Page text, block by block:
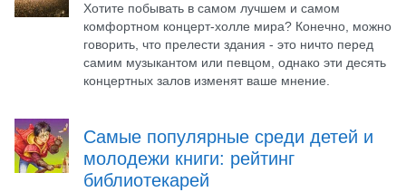
Хотите побывать в самом лучшем и самом
комфортном концерт-холле мира? Конечно, можно
говорить, что прелести здания - это ничто перед
самим музыкантом или певцом, однако эти десять
концертных залов изменят ваше мнение.
Самые популярные среди детей и
молодежи книги: рейтинг
библиотекарей